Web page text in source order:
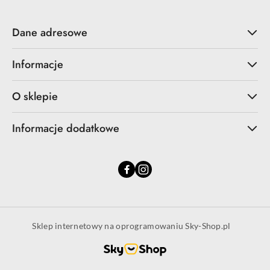
Dane adresowe
Informacje
O sklepie
Informacje dodatkowe
Sklep internetowy na oprogramowaniu Sky-Shop.pl